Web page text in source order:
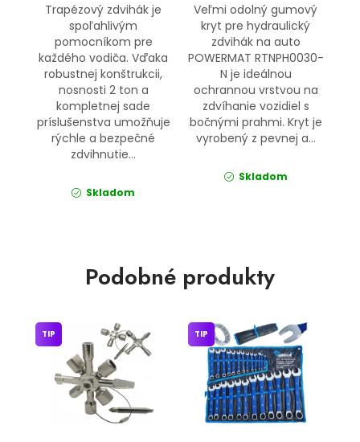
Trapézový zdvihák je
spoľahlivým
pomocníkom pre
každého vodiča. Vďaka
robustnej konštrukcii,
nosnosti 2 ton a
kompletnej sade
príslušenstva umožňuje
rýchle a bezpečné
zdvihnutie...
Skladom
Veľmi odolný gumový
kryt pre hydraulický
zdvihák na auto
POWERMAT RTNPH0030-
N je ideálnou
ochrannou vrstvou na
zdvíhanie vozidiel s
bočnými prahmi. Kryt je
vyrobený z pevnej a...
Skladom
Podobné produkty
TIP TIP